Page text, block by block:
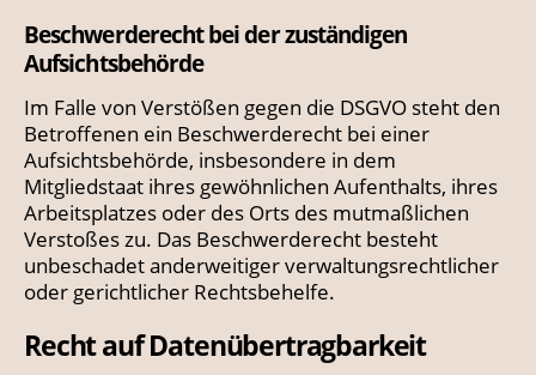
Beschwerde­recht bei der zuständigen
Aufsichts­behörde
Im Falle von Verstößen gegen die DSGVO steht den
Betroffenen ein Beschwerderecht bei einer
Aufsichtsbehörde, insbesondere in dem
Mitgliedstaat ihres gewöhnlichen Aufenthalts, ihres
Arbeitsplatzes oder des Orts des mutmaßlichen
Verstoßes zu. Das Beschwerderecht besteht
unbeschadet anderweitiger verwaltungsrechtlicher
oder gerichtlicher Rechtsbehelfe.
Recht auf Daten­übertrag­barkeit